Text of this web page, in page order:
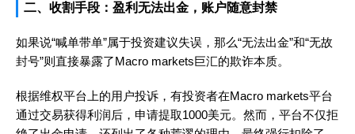
二、收割手段：盈利无法出金，账户随意封禁
如果说“喊单带单”属于投资建议失误，那么“无法出金”和“无故
封号”则直接暴露了Macro markets巨汇的欺诈本质。
根据维权平台上的用户投诉，有投资者在Macro markets平台
通过交易获得利润后，申请提取1000美元。然而，平台不仅拒